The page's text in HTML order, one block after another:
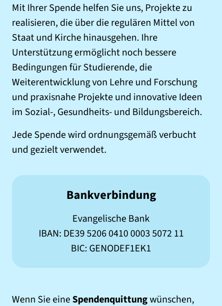
Mit Ihrer Spende helfen Sie uns, Projekte zu
realisieren, die über die regulären Mittel von
Staat und Kirche hinausgehen. Ihre
Unterstützung ermöglicht noch bessere
Bedingungen für Studierende, die
Weiterentwicklung von Lehre und Forschung
und praxisnahe Projekte und innovative Ideen
im Sozial-, Gesundheits- und Bildungsbereich.
Jede Spende wird ordnungsgemäß verbucht
und gezielt verwendet.
Bankverbindung
Evangelische Bank
IBAN: DE39 5206 0410 0003 5072 11
BIC: GENODEF1EK1
Wenn Sie eineSpendenquittungwünschen,